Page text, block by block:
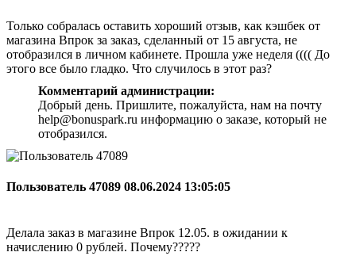
Только собралась оставить хороший отзыв, как кэшбек от
магазина Впрок за заказ, сделанный от 15 августа, не
отобразился в личном кабинете. Прошла уже неделя (((( До
этого все было гладко. Что случилось в этот раз?
Комментарий администрации:
Добрый день. Пришлите, пожалуйста, нам на почту
help@bonuspark.ru информацию о заказе, который не
отобразился.
Пользователь 47089 08.06.2024 13:05:05
Делала заказ в магазине Впрок 12.05. в ожидании к
начислению 0 рублей. Почему?????